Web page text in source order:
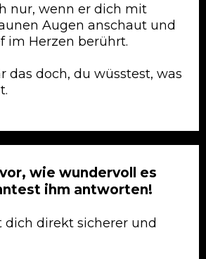
nur, wenn er dich mit
Augen anschaut und
im Herzen berührt.
das doch, du wüsstest, was
wie wundervoll es
ihm antworten!
dich direkt sicherer und